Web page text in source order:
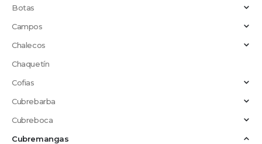
Botas
Campos
Chalecos
Chaquetín
Cofias
Cubrebarba
Cubreboca
Cubremangas